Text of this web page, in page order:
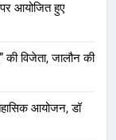
आयोजित हुए
की विजेता, जालौन की
आयोजन, डॉ